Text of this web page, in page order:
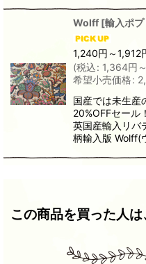
Wolff [輸入ポ
1,240円 ～1,912
(税込: 1,364円
希望小売価格:
国産では未生産
20%OFFセー
英国産輸入リ
柄輸入版 Wolff(
この商品を買った人